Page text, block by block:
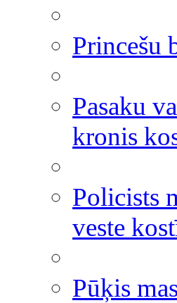
Princešu
Pasaku
kronis
Policists
veste
Pūķis